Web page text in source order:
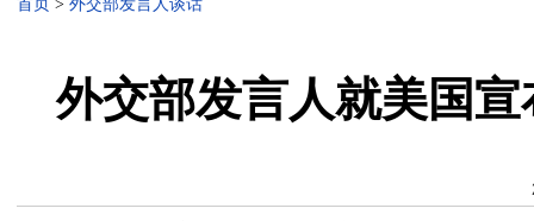
首页 > 外交部发言人谈话
外交部发言人就美国